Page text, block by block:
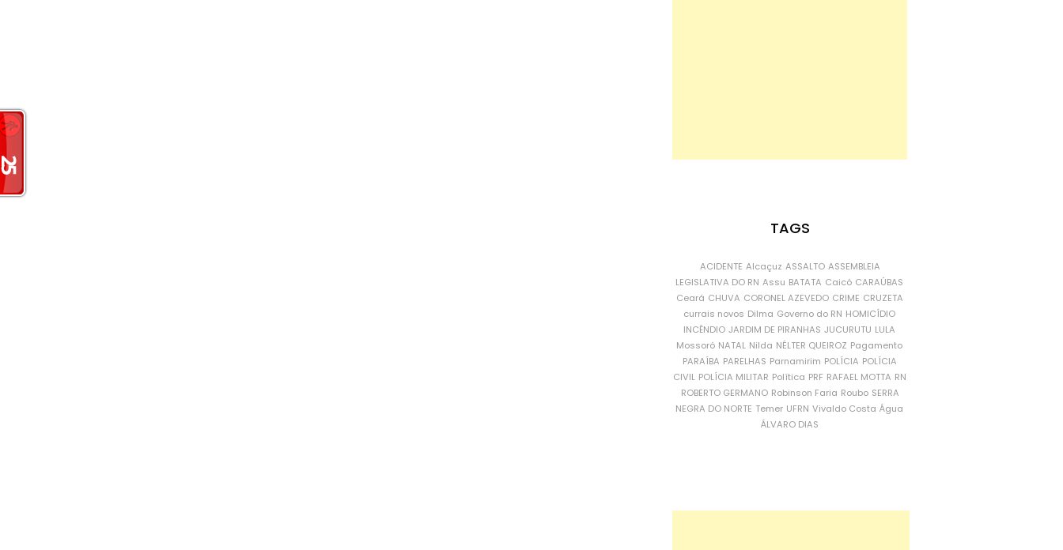
TAGS
ACIDENTE Alcaçuz ASSALTO ASSEMBLEIA
LEGISLATIVA DO RN Assu BATATA Caicó CARAÚBAS
Ceará CHUVA CORONEL AZEVEDO CRIME CRUZETA
currais novos Dilma Governo do RN HOMICÍDIO
INCÊNDIO JARDIM DE PIRANHAS JUCURUTU LULA
Mossoró NATAL Nilda NÉLTER QUEIROZ Pagamento
PARAÍBA PARELHAS Parnamirim POLÍCIA POLÍCIA
CIVIL POLÍCIA MILITAR Política PRF RAFAEL MOTTA RN
ROBERTO GERMANO Robinson Faria Roubo SERRA
NEGRA DO NORTE Temer UFRN Vivaldo Costa Água
ÁLVARO DIAS